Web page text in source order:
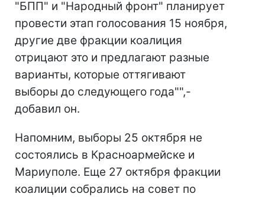
"БПП" и "Народный фронт" планирует
провести этап голосования 15 ноября,
другие две фракции коалиция
отрицают это и предлагают разные
варианты, которые оттягивают
выборы до следующего года"",-
добавил он.
Напомним, выборы 25 октября не
состоялись в Красноармейске и
Мариуполе. Еще 27 октября фракции
коалиции собрались на совет по